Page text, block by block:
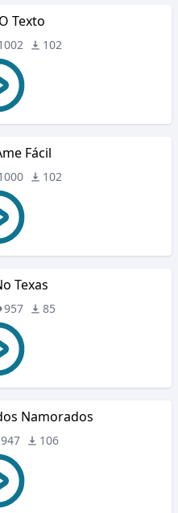
Texto
102
Fácil
102
Texas
957 85
Namorados
947 106